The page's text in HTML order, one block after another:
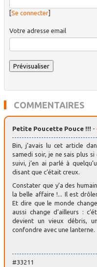
Se connecter]
Votre adresse email
COMMENTAIRES
Petite Poucette Pouce !!! -
Bin, j’avais lu cet article
samedi soir, je ne sais plus
suivi, j’en ai parlé à
disant que c’était creux.
Constater que y’a des
la belle affaire !... Il est
Et dire que le monde
aussi change d’ailleurs :
devient un vieux débris,
confondre avec une lanterne.
#33211